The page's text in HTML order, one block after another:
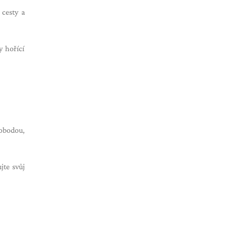
a
hořící
svůj